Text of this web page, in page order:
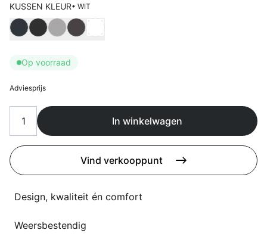
Deals
Flagship stores
3D modellen
Support
Nieuws
Events
Werken bij
Over ons
KUSSEN KLEUR• WIT
Kies Kussen kleur
Op voorraad
Adviesprijs
In winkelwagen
Vind verkooppunt
Design, kwaliteit én comfort
Weersbestendig